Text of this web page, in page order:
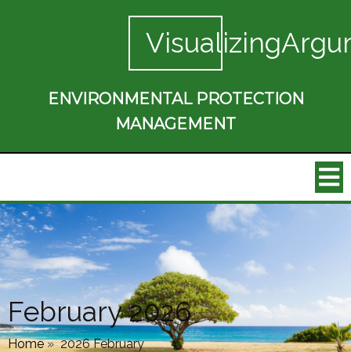
ENVIRONMENTAL PROTECTION
MANAGEMENT
February 2026
Home»2026 February